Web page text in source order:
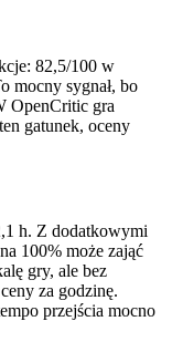
82,5/100 w
mocny sygnał, bo
OpenCritic gra
gatunek, oceny
h. Z dodatkowymi
100% może zająć
gry, ale bez
za godzinę.
przejścia mocno